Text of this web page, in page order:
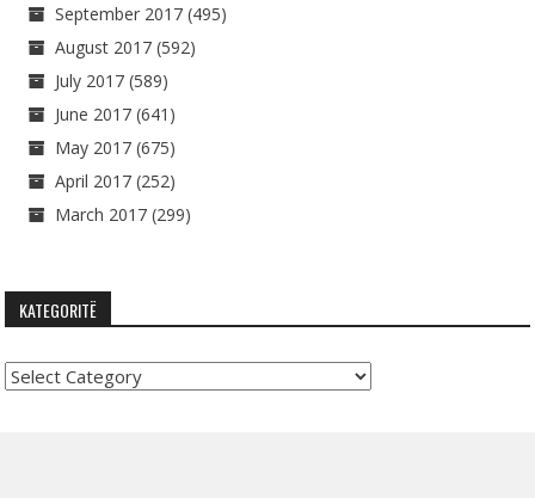
September 2017 (495)
August 2017 (592)
July 2017 (589)
June 2017 (641)
May 2017 (675)
April 2017 (252)
March 2017 (299)
KATEGORITË
Kategoritë